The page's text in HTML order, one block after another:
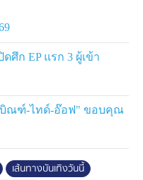
ศึก EP แรก 3 ผู้เข้า
"บิณฑ์-ไทด์-อ๊อฟ" ขอบคุณ
เส้นทางบันเทิงวันนี้